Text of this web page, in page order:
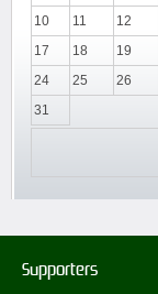
10
11 12
17
18 19
24
25 26
31
Supporters